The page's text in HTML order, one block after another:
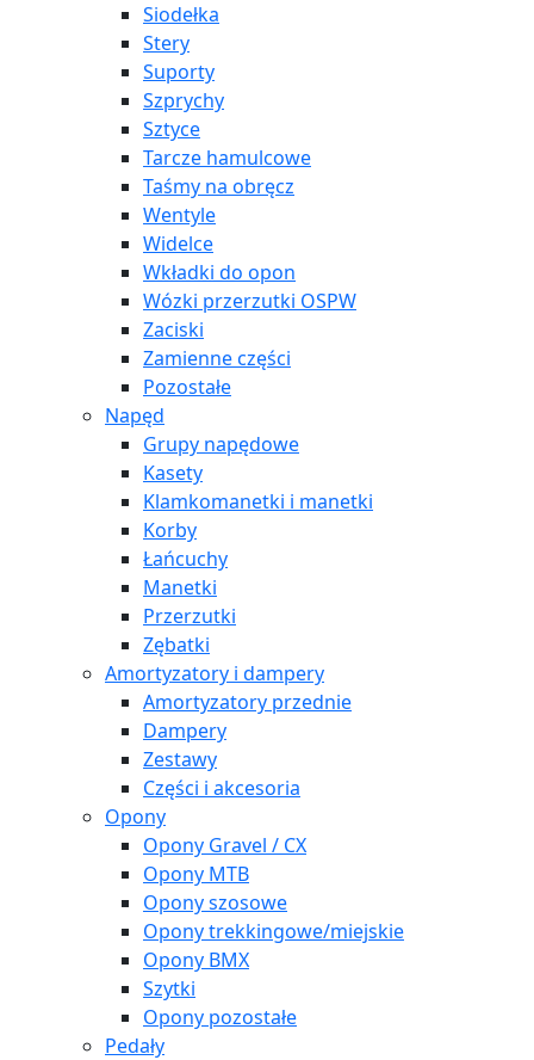
Siodełka
Stery
Suporty
Szprychy
Sztyce
Tarcze hamulcowe
Taśmy na obręcz
Wentyle
Widelce
Wkładki do opon
Wózki przerzutki OSPW
Zaciski
Zamienne części
Pozostałe
Napęd
Grupy napędowe
Kasety
Klamkomanetki i manetki
Korby
Łańcuchy
Manetki
Przerzutki
Zębatki
Amortyzatory i dampery
Amortyzatory przednie
Dampery
Zestawy
Części i akcesoria
Opony
Opony Gravel / CX
Opony MTB
Opony szosowe
Opony trekkingowe/miejskie
Opony BMX
Szytki
Opony pozostałe
Pedały